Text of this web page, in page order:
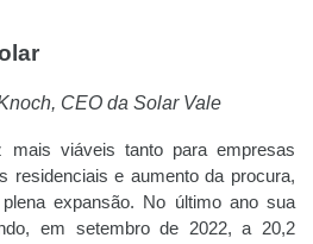
CEO da Solar Vale
viáveis tanto para empresas
residenciais e aumento da procura,
expansão. No último ano sua
em setembro de 2022, a 20,2